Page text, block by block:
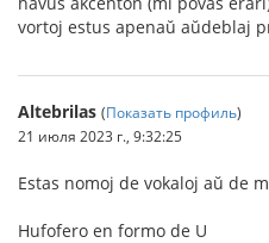
vortoj estus apenaŭ aŭdeblaj
Altebrilas (Показать профиль)
21 июля 2023 г., 9:32:25
Estas nomoj de vokaloj aŭ de
Hufofero en formo de U